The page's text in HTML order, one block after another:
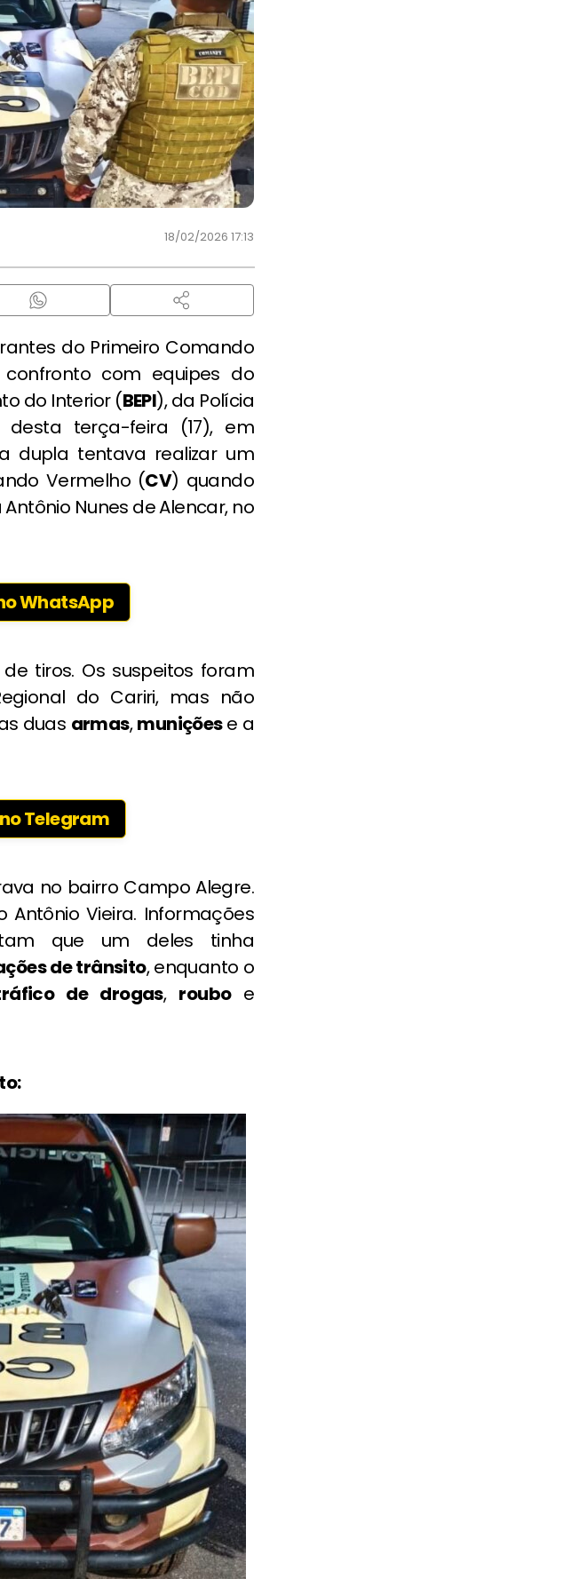
18/02/2026 17:13
do Primeiro Comando
com equipes do
do Interior (BEPI), da Polícia
terça-feira (17), em
dupla tentava realizar um
Vermelho (CV) quando
Nunes de Alencar, no
WhatsApp
tiros. Os suspeitos foram
do Cariri, mas não
duas armas,muniçõese a
Telegram
no bairro Campo Alegre.
Antônio Vieira. Informações
que um deles tinha
de trânsito, enquanto o
de drogas, roubo e